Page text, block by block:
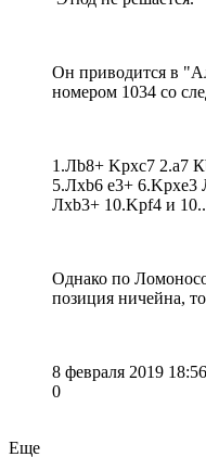
Он приводится в
номером 1034 со
1.Лb8+ Kрxc7 2.a7
5.Лxb6 e3+
Лxb3+ 10.Kрf4 и
Однако по
позиция ничейна,
8 февраля 2019 18:56
0
Еще